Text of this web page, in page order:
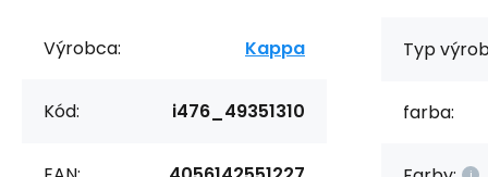
Výrobca: Kappa
Kód: i476_49351310
Typ
farba: